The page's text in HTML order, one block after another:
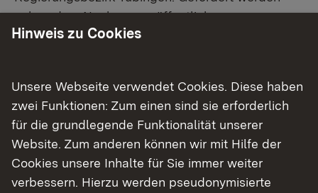
neben dem Neubau von öffentlichen
Einrichtungen auch dringend erforderliche
Investitionsschwerpunkt: Schulen und
Kindergärten sowie Feuerwehrhäuser und
Feuerwehrfahrzeuge
In die wichtigen Pflichtaufgabenbereiche Bau und
Hinweis zu Cookies
Unsere Webseite verwendet Cookies. Diese haben
zwei Funktionen: Zum einen sind sie erforderlich
für die grundlegende Funktionalität unserer
Website. Zum anderen können wir mit Hilfe der
Cookies unsere Inhalte für Sie immer weiter
verbessern. Hierzu werden pseudonymisierte